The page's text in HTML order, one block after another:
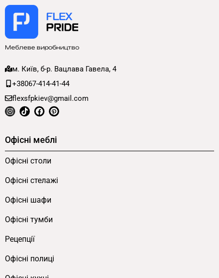
Меблеве виробництво
м. Київ, б-р. Вацлава Гавела, 4
+38067-414-41-44
flexsfpkiev@gmail.com
Офісні меблі
Офісні столи
Офісні стелажі
Офісні шафи
Офісні тумби
Рецепції
Офісні полиці